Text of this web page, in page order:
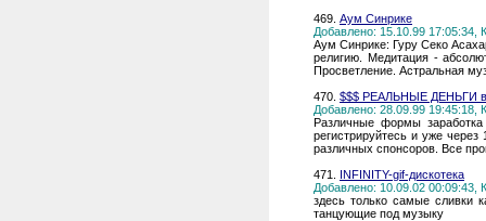
469. Аум Синрике
Добавлено: 15.10.99 17:05:34,
Аум Синрике: Гуру Секо
религию. Медитация -
Просветление. Астральная
470. $$$ РЕАЛЬНЫЕ ДЕНЬГИ в
Добавлено: 28.09.99 19:45:18,
Различные формы
регистрируйтесь и уже
различных спонсоров. Все
471. INFINITY-gif-дискотека
Добавлено: 10.09.02 00:09:43,
здесь только самые сливки
танцующие под музыку